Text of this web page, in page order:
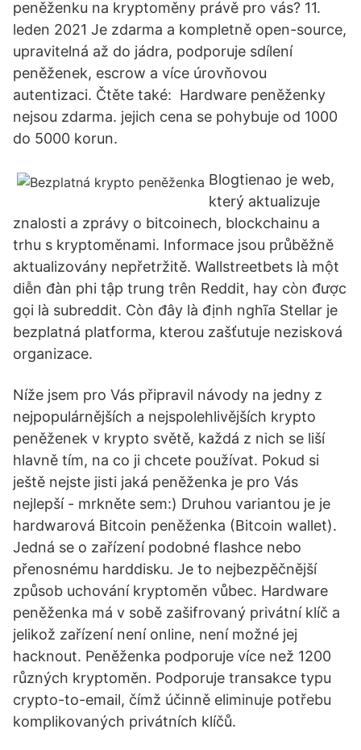
peněženku na kryptoměny právě pro vás? 11.
leden 2021 Je zdarma a kompletně open-source,
upravitelná až do jádra, podporuje sdílení
peněženek, escrow a více úrovňovou
autentizaci. Čtěte také: Hardware peněženky
nejsou zdarma. jejich cena se pohybuje od 1000
do 5000 korun.
Blogtienao je web,
který aktualizuje
znalosti a zprávy o bitcoinech, blockchainu a
trhu s kryptoměnami. Informace jsou průběžně
aktualizovány nepřetržitě. Wallstreetbets là một
diễn đàn phi tập trung trên Reddit, hay còn được
gọi là subreddit. Còn đây là định nghĩa Stellar je
bezplatná platforma, kterou zašťutuje nezisková
organizace.
Níže jsem pro Vás připravil návody na jedny z
nejpopulárnějších a nejspolehlivějších krypto
peněženek v krypto světě, každá z nich se liší
hlavně tím, na co ji chcete používat. Pokud si
ještě nejste jisti jaká peněženka je pro Vás
nejlepší - mrkněte sem:) Druhou variantou je je
hardwarová Bitcoin peněženka (Bitcoin wallet).
Jedná se o zařízení podobné flashce nebo
přenosnému harddisku. Je to nejbezpěčnější
způsob uchování kryptoměn vůbec. Hardware
peněženka má v sobě zašifrovaný privátní klíč a
jelikož zařízení není online, není možné jej
hacknout. Peněženka podporuje více než 1200
různých kryptoměn. Podporuje transakce typu
crypto-to-email, čímž účinně eliminuje potřebu
komplikovaných privátních klíčů.